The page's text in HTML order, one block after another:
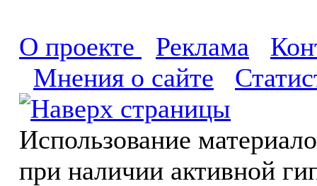
О проекте Реклама
Мнения о сайте
Использование
при наличии активной